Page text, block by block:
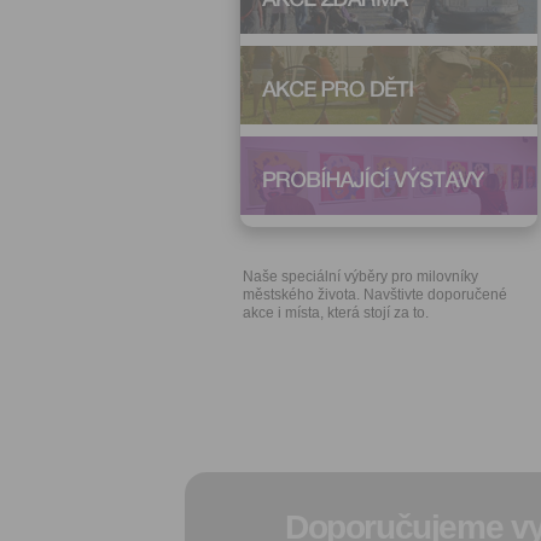
Naše speciální výběry pro milovníky
městského života. Navštivte doporučené
akce i místa, která stojí za to.